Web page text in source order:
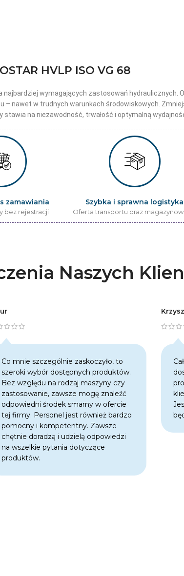
HVLP ISO VG 68
najbardziej wymagających zastosowań hydraulicznych.
– nawet w trudnych warunkach środowiskowych.
na niezawodność, trwałość i optymalną
zamawiania
bez rejestracji
Szybka i sprawna logistyka
Oferta transportu oraz
Naszych
Co mnie szczególnie zaskoczyło, to
szeroki wybór dostępnych produktów.
Bez względu na rodzaj maszyny czy
zastosowanie, zawsze mogę znaleźć
odpowiedni środek smarny w ofercie
tej firmy. Personel jest również bardzo
pomocny i kompetentny. Zawsze
chętnie doradzą i udzielą odpowiedzi
na wszelkie pytania dotyczące
produktów.